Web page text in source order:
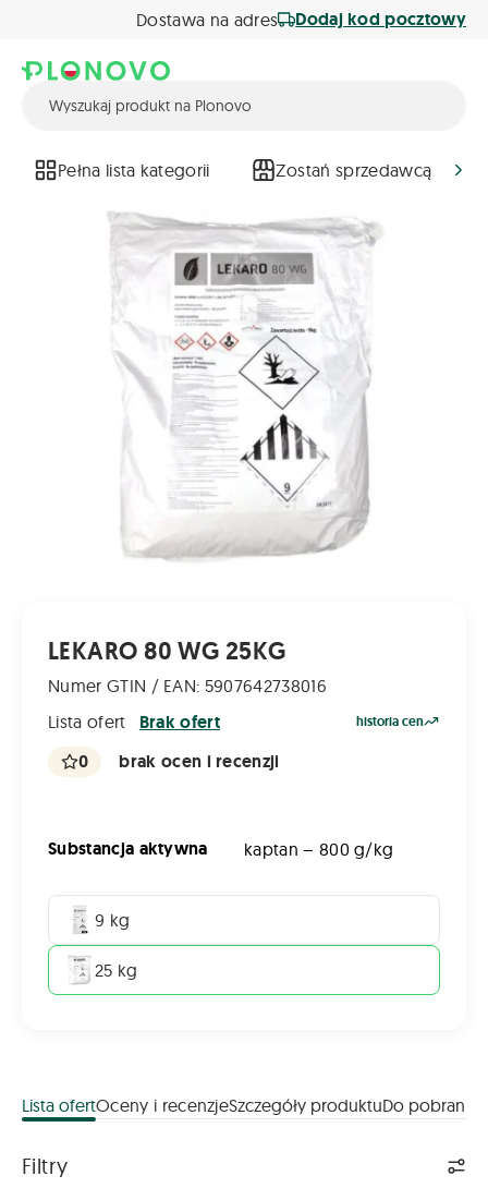
Dostawa na adres Dodaj kod pocztowy
Pełna lista kategorii Zostań sprzedawcą
LEKARO 80 WG 25KG
Numer GTIN / EAN: 5907642738016
Lista ofert
Brak ofert historia cen
0 brak ocen i recenzji
Substancja aktywna kaptan – 800 g/kg
9 kg
25 kg
Lista ofertOceny i recenzjeSzczegóły produktuDo pobrania
Filtry